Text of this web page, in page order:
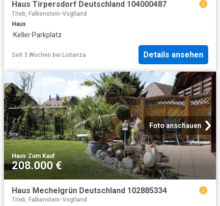
Haus Tirpersdorf Deutschland 104000487
Trieb, Falkenstein-Vogtland
Haus
·Keller·Parkplatz
Seit 3 Wochen bei Listanza Details ansehen
Foto anschauen
Haus·Zum Kauf
208.000 €
Haus Mechelgrün Deutschland 102885334
Trieb, Falkenstein-Vogtland